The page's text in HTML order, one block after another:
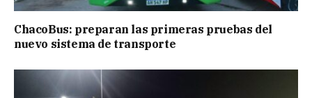
ChacoBus: preparan las primeras pruebas del
nuevo sistema de transporte